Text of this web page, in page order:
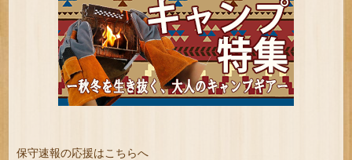
保守速報の応援はこちらへ